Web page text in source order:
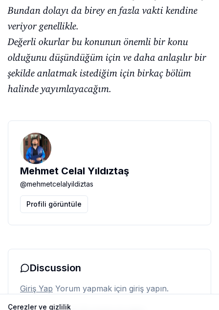
Bundan dolayı da birey en fazla vakti kendine
veriyor genellikle.
Değerli okurlar bu konunun önemli bir konu
olduğunu düşündüğüm için ve daha anlaşılır bir
şekilde anlatmak istediğim için birkaç bölüm
halinde yayımlayacağım.
Mehmet Celal Yıldıztaş
@mehmetcelalyildiztas
Profili görüntüle
Discussion
Giriş Yap Yorum yapmak için giriş yapın.
Çerezler ve gizlilik